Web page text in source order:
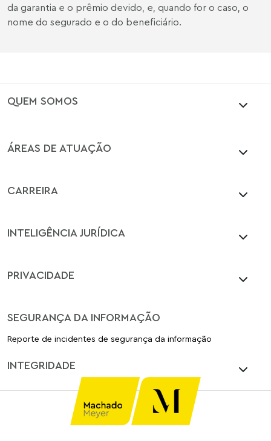
da garantia e o prêmio devido, e, quando for o caso, o
nome do segurado e o do beneficiário.
QUEM SOMOS
ÁREAS DE ATUAÇÃO
CARREIRA
INTELIGÊNCIA JURÍDICA
PRIVACIDADE
SEGURANÇA DA INFORMAÇÃO
Reporte de incidentes de segurança da informação
INTEGRIDADE